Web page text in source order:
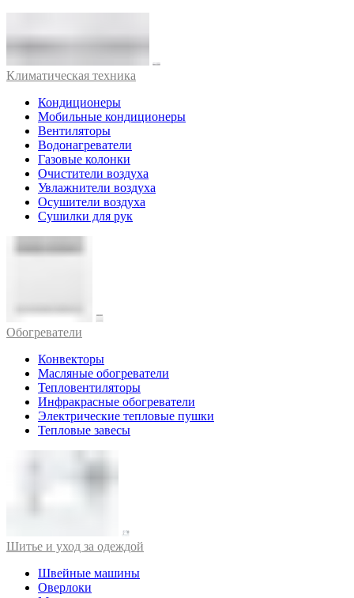
Климатическая техника
Кондиционеры
Мобильные кондиционеры
Вентиляторы
Водонагреватели
Газовые колонки
Очистители воздуха
Увлажнители воздуха
Осушители воздуха
Сушилки для рук
Обогреватели
Конвекторы
Масляные обогреватели
Тепловентиляторы
Инфракрасные обогреватели
Электрические тепловые пушки
Тепловые завесы
Шитье и уход за одеждой
Швейные машины
Оверлоки